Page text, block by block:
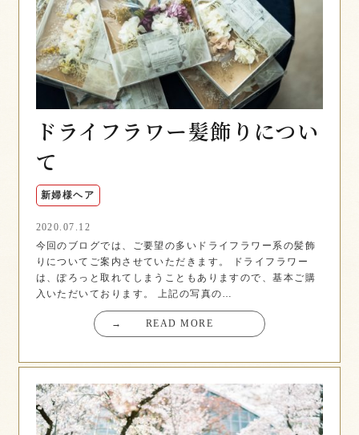
ドライフラワー髪飾りについ
て
新婦様ヘア
2020.07.12
今回のブログでは、ご要望の多いドライフラワー系の髪飾
りについてご案内させていただきます。 ドライフラワー
は、ぽろっと取れてしまうこともありますので、基本ご購
入いただいております。 上記の写真の…
→ READ MORE